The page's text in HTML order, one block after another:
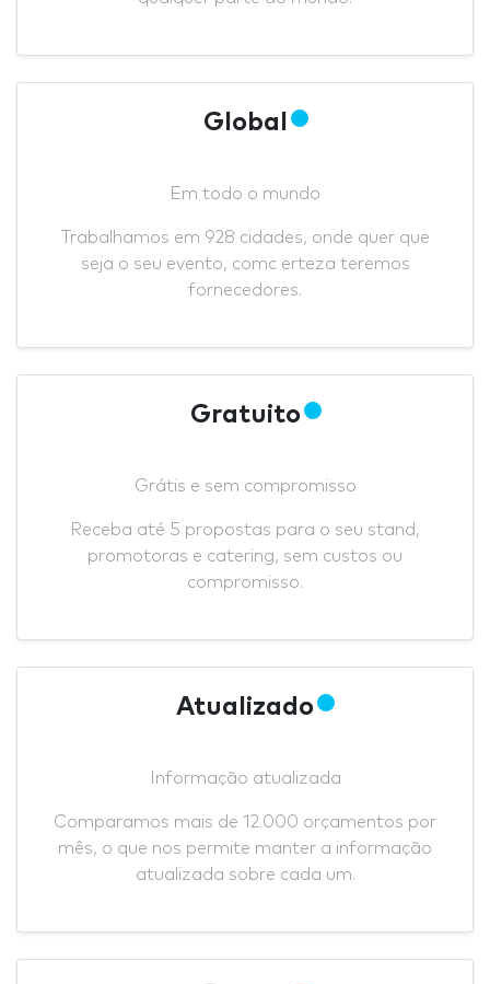
Global
Em todo o mundo
Trabalhamos em 928 cidades, onde quer que
seja o seu evento, comc erteza teremos
fornecedores.
Gratuito
Grátis e sem compromisso
Receba até 5 propostas para o seu stand,
promotoras e catering, sem custos ou
compromisso.
Atualizado
Informação atualizada
Comparamos mais de 12.000 orçamentos por
mês, o que nos permite manter a informação
atualizada sobre cada um.